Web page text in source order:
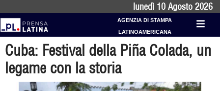
lunedì 10 Agosto 2026
AGENZIA DI STAMPA
LATINOAMERICANA
Cuba: Festival della Piña Colada, un
legame con la storia